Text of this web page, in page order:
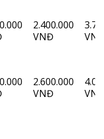
2.400.000
VNĐ
2.600.000
VNĐ